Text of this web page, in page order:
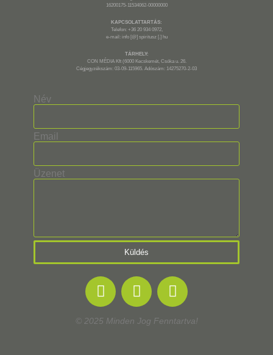
16200175-11534062-00000000
KAPCSOLATTARTÁS:
Telefon: +36 20 934 0972,
e-mail: info [@] spiritusz [.] hu
TÁRHELY:
CON MÉDIA Kft (6000 Kecskemét, Csóka u. 26.
Cégjegyzékszám: 03-09-115965. Adószám: 14275270-2-03
Név
Email
Üzenet
Küldés
© 2025 Minden Jog Fenntartva!